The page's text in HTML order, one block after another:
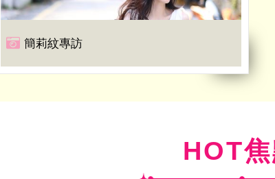
簡莉紋專訪
HOT